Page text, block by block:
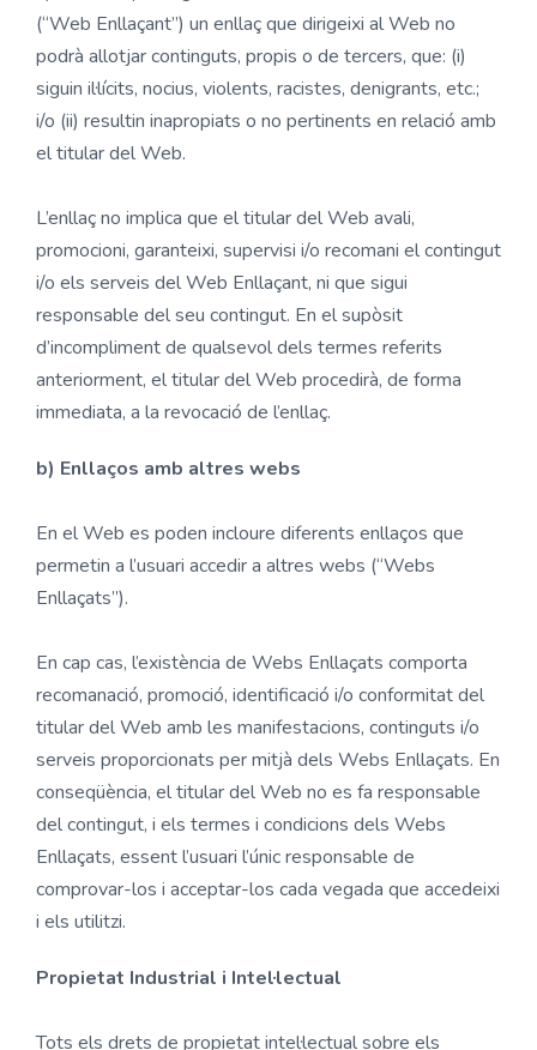
(“Web Enllaçant”) un enllaç que dirigeixi al Web no
podrà allotjar continguts, propis o de tercers, que: (i)
siguin il·lícits, nocius, violents, racistes, denigrants, etc.;
i/o (ii) resultin inapropiats o no pertinents en relació amb
el titular del Web.
L’enllaç no implica que el titular del Web avali,
promocioni, garanteixi, supervisi i/o recomani el contingut
i/o els serveis del Web Enllaçant, ni que sigui
responsable del seu contingut. En el supòsit
d’incompliment de qualsevol dels termes referits
anteriorment, el titular del Web procedirà, de forma
immediata, a la revocació de l’enllaç.
b) Enllaços amb altres webs
En el Web es poden incloure diferents enllaços que
permetin a l’usuari accedir a altres webs (“Webs
Enllaçats”).
En cap cas, l’existència de Webs Enllaçats comporta
recomanació, promoció, identificació i/o conformitat del
titular del Web amb les manifestacions, continguts i/o
serveis proporcionats per mitjà dels Webs Enllaçats. En
conseqüència, el titular del Web no es fa responsable
del contingut, i els termes i condicions dels Webs
Enllaçats, essent l’usuari l’únic responsable de
comprovar-los i acceptar-los cada vegada que accedeixi
i els utilitzi.
Propietat Industrial i Intel·lectual
Tots els drets de propietat intel·lectual sobre els